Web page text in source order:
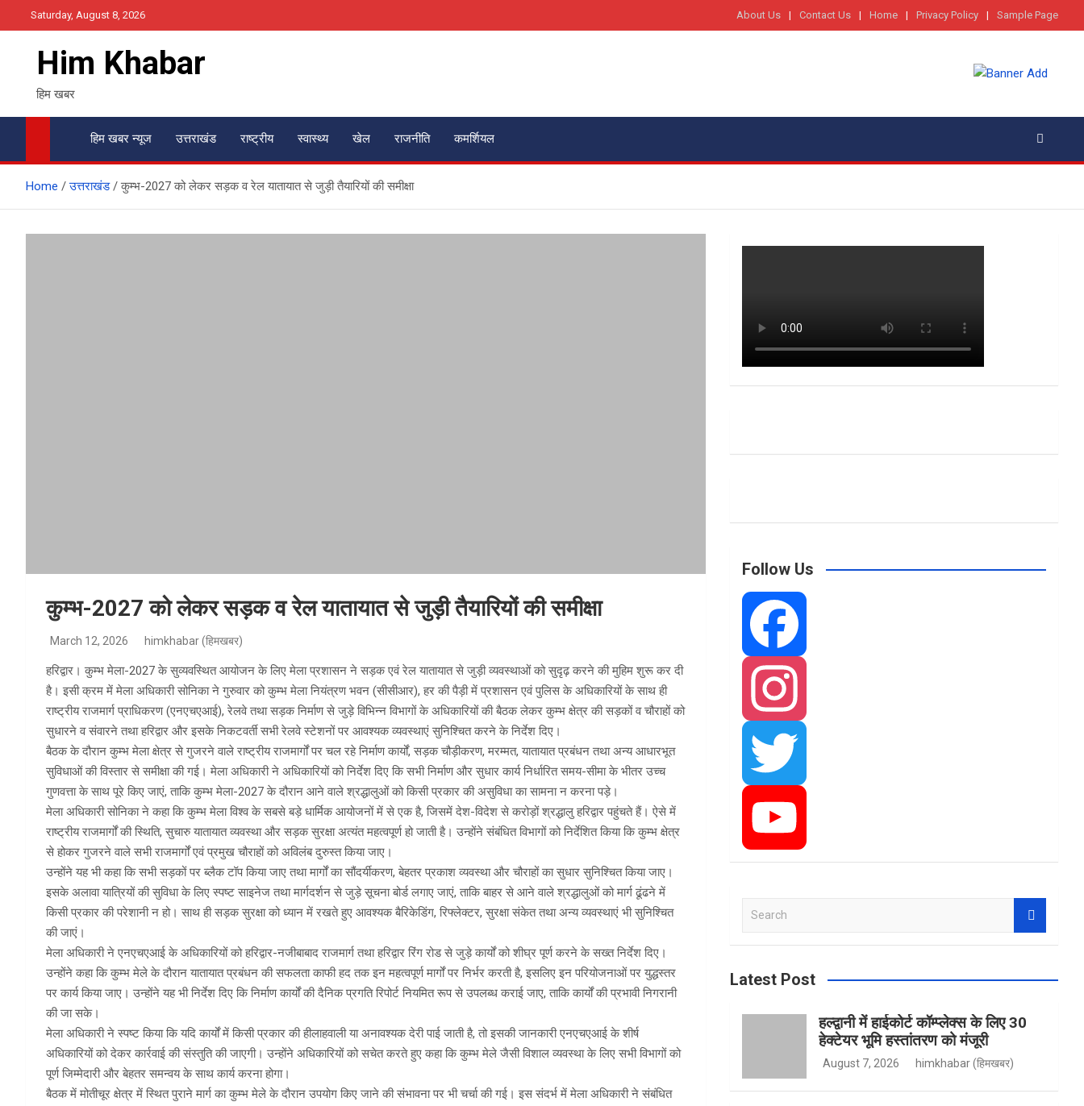
to
content
Saturday, August 8, 2026 About Us Contact Us Home Privacy Policy Sample Page
Him Khabar
हिम खबर
हिम खबर न्यूज उत्तराखंड राष्ट्रीय स्वास्थ्य खेल राजनीति कमर्शियल
Home उत्तराखंड कुम्भ-2027 को लेकर सड़क व रेल यातायात से जुड़ी तैयारियों की समीक्षा
कुम्भ-2027 को लेकर सड़क व रेल यातायात से जुड़ी तैयारियों की समीक्षा
March 12, 2026 himkhabar (हिमखबर)
हरिद्वार। कुम्भ मेला-2027 के सुव्यवस्थित आयोजन के लिए मेला प्रशासन ने सड़क एवं रेल यातायात से जुड़ी व्यवस्थाओं को सुदृढ़ करने की मुहिम शुरू कर दी
है। इसी क्रम में मेला अधिकारी सोनिका ने गुरुवार को कुम्भ मेला नियंत्रण भवन (सीसीआर), हर की पैड़ी में प्रशासन एवं पुलिस के अधिकारियों के साथ ही
राष्ट्रीय राजमार्ग प्राधिकरण (एनएचएआई), रेलवे तथा सड़क निर्माण से जुड़े विभिन्न विभागों के अधिकारियों की बैठक लेकर कुम्भ क्षेत्र की सड़कों व चौराहों को
सुधारने व संवारने तथा हरिद्वार और इसके निकटवर्ती सभी रेलवे स्टेशनों पर आवश्यक व्यवस्थाएं सुनिश्चित करने के निर्देश दिए।
बैठक के दौरान कुम्भ मेला क्षेत्र से गुजरने वाले राष्ट्रीय राजमार्गों पर चल रहे निर्माण कार्यों, सड़क चौड़ीकरण, मरम्मत, यातायात प्रबंधन तथा अन्य आधारभूत
सुविधाओं की विस्तार से समीक्षा की गई। मेला अधिकारी ने अधिकारियों को निर्देश दिए कि सभी निर्माण और सुधार कार्य निर्धारित समय-सीमा के भीतर उच्च
गुणवत्ता के साथ पूरे किए जाएं, ताकि कुम्भ मेला-2027 के दौरान आने वाले श्रद्धालुओं को किसी प्रकार की असुविधा का सामना न करना पड़े।
मेला अधिकारी सोनिका ने कहा कि कुम्भ मेला विश्व के सबसे बड़े धार्मिक आयोजनों में से एक है, जिसमें देश-विदेश से करोड़ों श्रद्धालु हरिद्वार पहुंचते हैं। ऐसे में
राष्ट्रीय राजमार्गों की स्थिति, सुचारु यातायात व्यवस्था और सड़क सुरक्षा अत्यंत महत्वपूर्ण हो जाती है। उन्होंने संबंधित विभागों को निर्देशित किया कि कुम्भ क्षेत्र
से होकर गुजरने वाले सभी राजमार्गों एवं प्रमुख चौराहों को अविलंब दुरुस्त किया जाए।
उन्होंने यह भी कहा कि सभी सड़कों पर ब्लैक टॉप किया जाए तथा मार्गों का सौंदर्यीकरण, बेहतर प्रकाश व्यवस्था और चौराहों का सुधार सुनिश्चित किया जाए।
इसके अलावा यात्रियों की सुविधा के लिए स्पष्ट साइनेज तथा मार्गदर्शन से जुड़े सूचना बोर्ड लगाए जाएं, ताकि बाहर से आने वाले श्रद्धालुओं को मार्ग ढूंढने में
किसी प्रकार की परेशानी न हो। साथ ही सड़क सुरक्षा को ध्यान में रखते हुए आवश्यक बैरिकेडिंग, रिफ्लेक्टर, सुरक्षा संकेत तथा अन्य व्यवस्थाएं भी सुनिश्चित
की जाएं।
मेला अधिकारी ने एनएचएआई के अधिकारियों को हरिद्वार-नजीबाबाद राजमार्ग तथा हरिद्वार रिंग रोड से जुड़े कार्यों को शीघ्र पूर्ण करने के सख्त निर्देश दिए।
उन्होंने कहा कि कुम्भ मेले के दौरान यातायात प्रबंधन की सफलता काफी हद तक इन महत्वपूर्ण मार्गों पर निर्भर करती है, इसलिए इन परियोजनाओं पर युद्धस्तर
पर कार्य किया जाए। उन्होंने यह भी निर्देश दिए कि निर्माण कार्यों की दैनिक प्रगति रिपोर्ट नियमित रूप से उपलब्ध कराई जाए, ताकि कार्यों की प्रभावी निगरानी
की जा सके।
मेला अधिकारी ने स्पष्ट किया कि यदि कार्यों में किसी प्रकार की हीलाहवाली या अनावश्यक देरी पाई जाती है, तो इसकी जानकारी एनएचएआई के शीर्ष
अधिकारियों को देकर कार्रवाई की संस्तुति की जाएगी। उन्होंने अधिकारियों को सचेत करते हुए कहा कि कुम्भ मेले जैसी विशाल व्यवस्था के लिए सभी विभागों को
पूर्ण जिम्मेदारी और बेहतर समन्वय के साथ कार्य करना होगा।
बैठक में मोतीचूर क्षेत्र में स्थित पुराने मार्ग का कुम्भ मेले के दौरान उपयोग किए जाने की संभावना पर भी चर्चा की गई। इस संदर्भ में मेला अधिकारी ने संबंधित
Follow Us
b
o
o
t
a
g
i
t
t
o
u
T
a
c
Latest Post
हल्द्वानी में हाईकोर्ट कॉम्प्लेक्स के लिए 30
हेक्टेयर भूमि हस्तांतरण को मंजूरी
August 7, 2026 himkhabar (हिमखबर)